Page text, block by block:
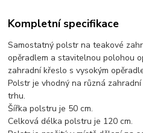
Kompletní specifikace
Samostatný polstr na teakové
opěradlem a stavitelnou polohou
zahradní křeslo s vysokým
Polstr je vhodný na různá
trhu.
Šířka polstru je 50 cm.
Celková délka polstru je 120 cm.